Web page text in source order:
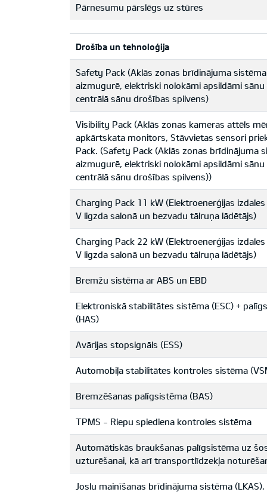
Pārnesumu pārslēgs uz stūres
Drošība un tehnoloģija
Safety Pack (Aklās zonas brīdinājuma
aizmugurē, elektriski nolokāmi apsildāmi
centrālā sānu drošības spilvens)
Visibility Pack (Aklās zonas kameras attēls
apkārtskata monitors, Stāvvietas sensori
Pack. (Safety Pack (Aklās zonas brīdinājuma
aizmugurē, elektriski nolokāmi apsildāmi
centrālā sānu drošības spilvens))
Charging Pack 11 kW (Elektroenerģijas
V ligzda salonā un bezvadu tālruņa lādētājs)
Charging Pack 22 kW (Elektroenerģijas
V ligzda salonā un bezvadu tālruņa lādētājs)
Bremžu sistēma ar ABS un EBD
Elektroniskā stabilitātes sistēma (ESC) +
(HAS)
Avārijas stopsignāls (ESS)
Automobiļa stabilitātes kontroles sistēma
Bremzēšanas palīgsistēma (BAS)
TPMS - Riepu spiediena kontroles sistēma
Automātiskās braukšanas palīgsistēma uz
uzturēšanai, kā arī transportlīdzekļa
Joslu mainīšanas brīdinājuma sistēma